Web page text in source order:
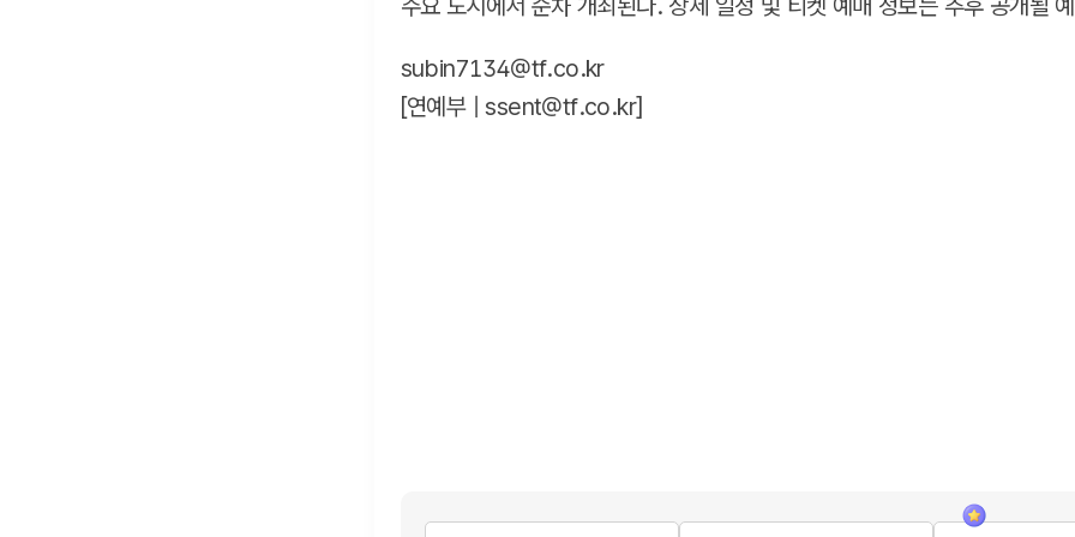
주요 도시에서 순차 개최된다. 상세 일정 및 티켓 예매 정보는 추후 공개될
subin7134@tf.co.kr
[연예부 |ssent@tf.co.kr]